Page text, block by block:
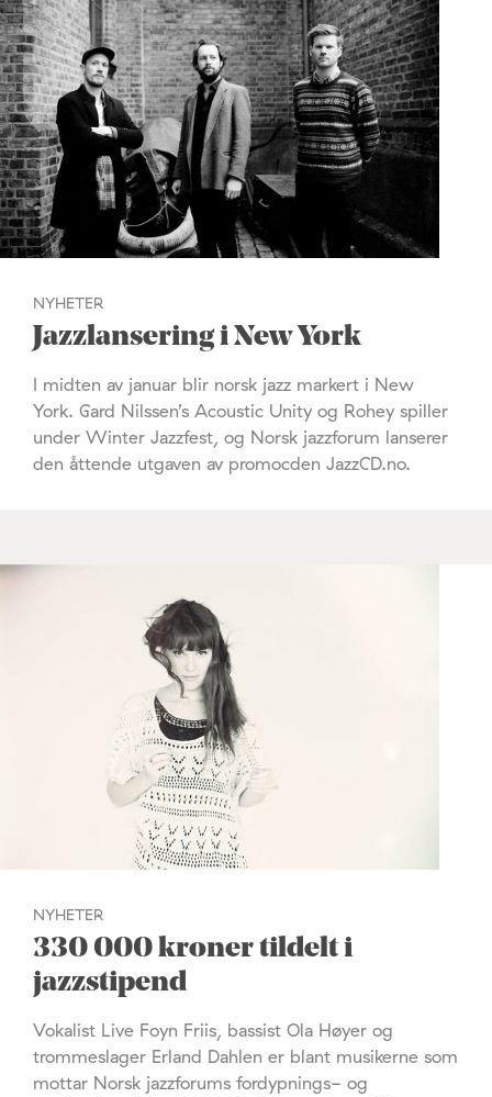
NYHETER
Jazzlansering i New York
I midten av januar blir norsk jazz markert i New
York. Gard Nilssen’s Acoustic Unity og Rohey spiller
under Winter Jazzfest, og Norsk jazzforum lanserer
den åttende utgaven av promocden JazzCD.no.
NYHETER
330 000 kroner tildelt i
jazzstipend
Vokalist Live Foyn Friis, bassist Ola Høyer og
trommeslager Erland Dahlen er blant musikerne som
mottar Norsk jazzforums fordypnings- og